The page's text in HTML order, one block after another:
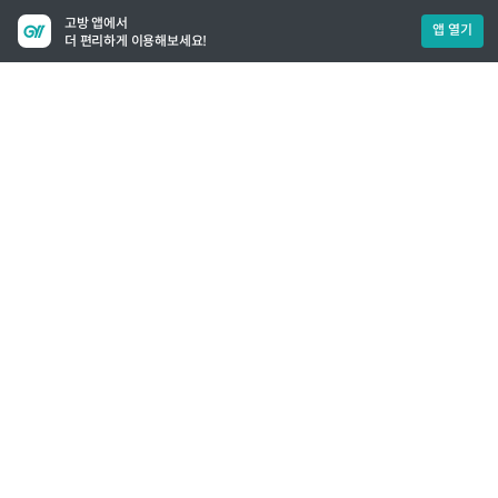
고방 앱에서
더 편리하게 이용해보세요!
앱 열기